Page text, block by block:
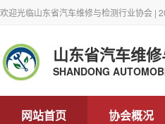
欢迎光临山东省汽车维修与检测行业协会 |
山东省汽车维
SHANDONG
网站首页 协会概况